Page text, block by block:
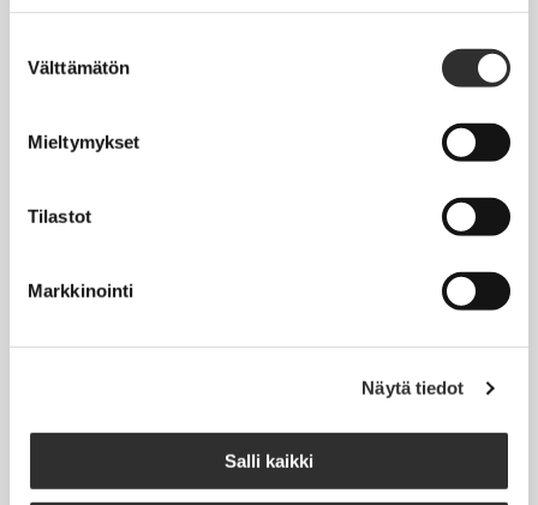
valinta
Välttämätön
Mieltymykset
Tilastot
Markkinointi
Näytä tiedot
Salli kaikki
KirVESTES 2025-2028, KJTES sekä muut työ- ja
Palkkaus
Työttömyys ja lomautukset
Kesätyöntekijän työehdot ja palkkaus seurakuntien hengellisessä